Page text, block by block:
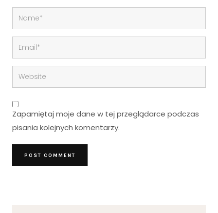
Zapamiętaj moje dane w tej przeglądarce podczas
pisania kolejnych komentarzy.